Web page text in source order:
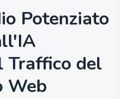
Potenziato
Traffico del
Web